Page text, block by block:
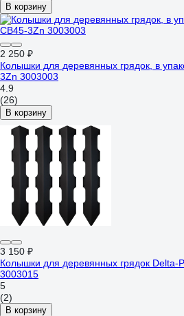
В корзину
2 250 ₽
Колышки для деревянных грядок, в
3Zn 3003003
4.9
(26)
В корзину
3 150 ₽
Колышки для деревянных грядок Delta-
3003015
5
(2)
В корзину